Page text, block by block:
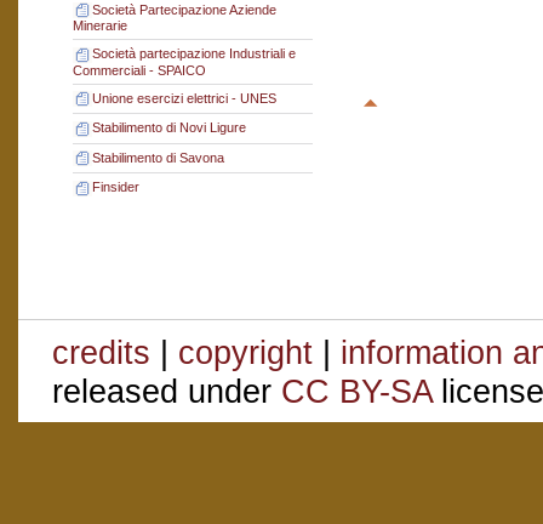
Società Partecipazione Aziende
Minerarie
Società partecipazione Industriali e
Commerciali - SPAICO
Unione esercizi elettrici - UNES
Stabilimento di Novi Ligure
Stabilimento di Savona
Finsider
credits | copyright | information
released under CC BY-SA